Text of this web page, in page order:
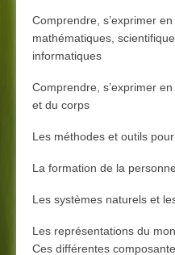
Comprendre, s’exprimer
mathématiques,
informatiques
Comprendre, s’exprimer
et du corps
Les méthodes et outils
La formation de la
Les systèmes naturels et
Les représentations du
Ces différentes